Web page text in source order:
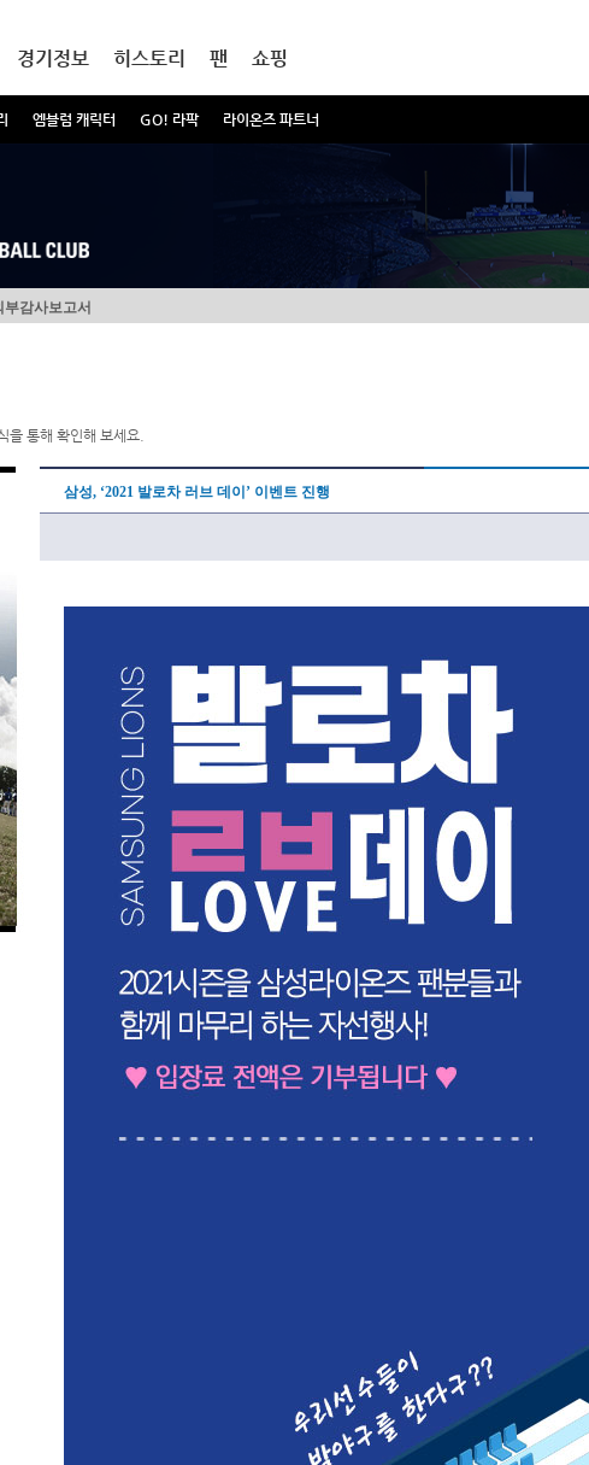
엠블럼 캐릭터 GO! 라팍 라이온즈 파트너
경기정보 히스토리 팬 쇼핑
부감사보고서
을 통해 확인해 보세요.
삼성, ‘2021 발로차 러브 데이’ 이벤트 진행